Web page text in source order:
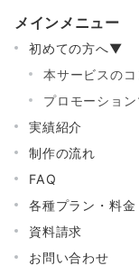
メインメニュー
初めての方へ▼
本サービスのコ
プロモーショ
実績紹介
制作の流れ
FAQ
各種プラン・料金
資料請求
お問い合わせ